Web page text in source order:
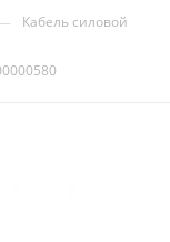
Кабель силовой